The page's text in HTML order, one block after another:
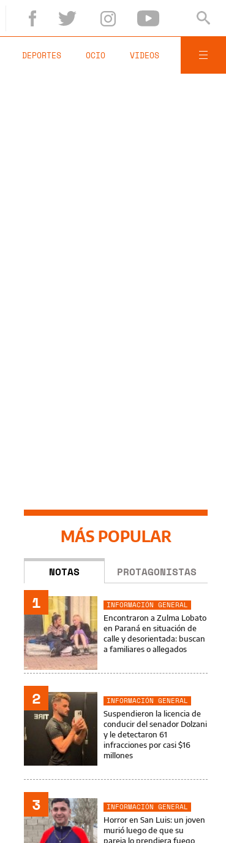
DEPORTES OCIO VIDEOS
MÁS POPULAR
NOTAS PROTAGONISTAS
1
INFORMACIÓN GENERAL
Encontraron a Zulma Lobato
en Paraná en situación de
calle y desorientada: buscan
a familiares o allegados
2
INFORMACIÓN GENERAL
Suspendieron la licencia de
conducir del senador Dolzani
y le detectaron 61
infracciones por casi $16
millones
3
INFORMACIÓN GENERAL
Horror en San Luis: un joven
murió luego de que su
pareja lo prendiera fuego